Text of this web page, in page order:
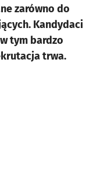
zarówno do
Kandydaci
tym bardzo
trwa.